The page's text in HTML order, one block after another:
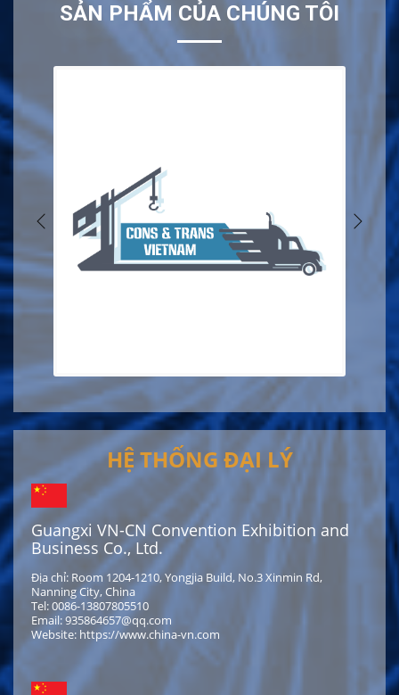
SẢN PHẨM CỦA CHÚNG TÔI
HỆ THỐNG ĐẠI LÝ
Guangxi VN-CN Convention Exhibition and
Business Co., Ltd.
Địa chỉ: Room 1204-1210, Yongjia Build, No.3 Xinmin Rd,
Nanning City, China
Tel: 0086-13807805510
Email: 935864657@qq.com
Website: https://www.china-vn.com